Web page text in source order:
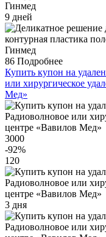
9 дней
86 Подробнее
Купить купон на
или хирургическое
Мед»
3000
-92%
120
3 дня